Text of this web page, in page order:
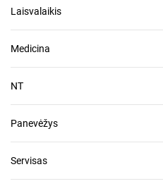
Laisvalaikis
Medicina
NT
Panevėžys
Servisas